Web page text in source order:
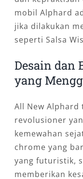
mobil Alphard
jika dilakukan
seperti Salsa
Desain dan
yang
All New Alphard
revolusioner
kemewahan
chrome yang
yang futuristik,
memberikan